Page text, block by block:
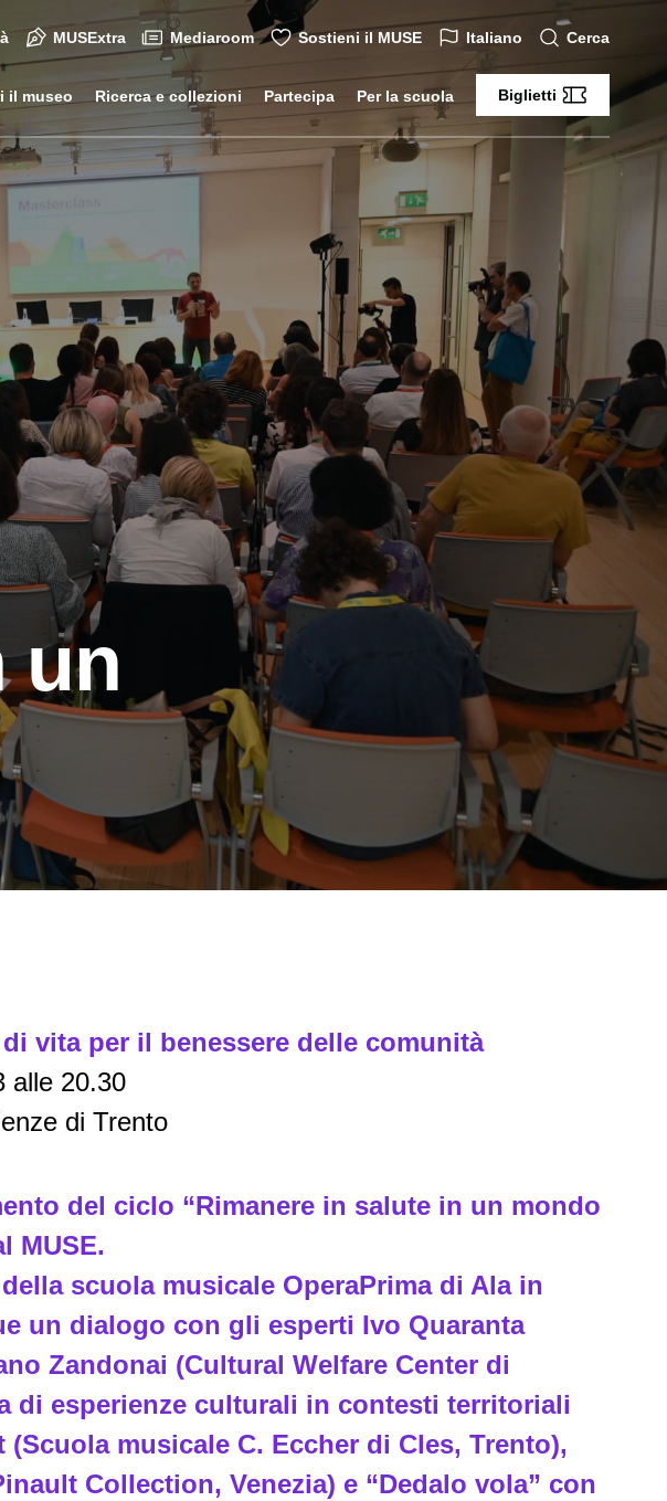
MUSExtra Mediaroom Sostieni il MUSE Italiano Cerca
il museo Ricerca e collezioni Partecipa Per la scuola Biglietti
un
vita per il benessere delle comunità
alle 20.30
di Trento
del ciclo “Rimanere in salute in un mondo
MUSE.
scuola musicale OperaPrima di Ala in
un dialogo con gli esperti Ivo Quaranta
Zandonai (Cultural Welfare Center di
di esperienze culturali in contesti territoriali
musicale C. Eccher di Cles, Trento),
Collection, Venezia) e “Dedalo vola” con